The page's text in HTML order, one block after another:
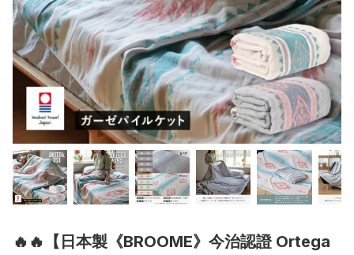
🔥🔥【日本製《BROOME》今治認證 Ortega